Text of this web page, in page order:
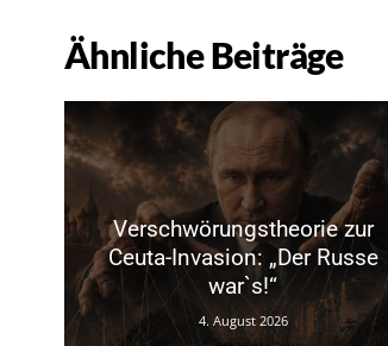
Ähnliche Beiträge
Verschwörungstheorie zur
Ceuta-Invasion: „Der Russe
war`s!“
4. August 2026